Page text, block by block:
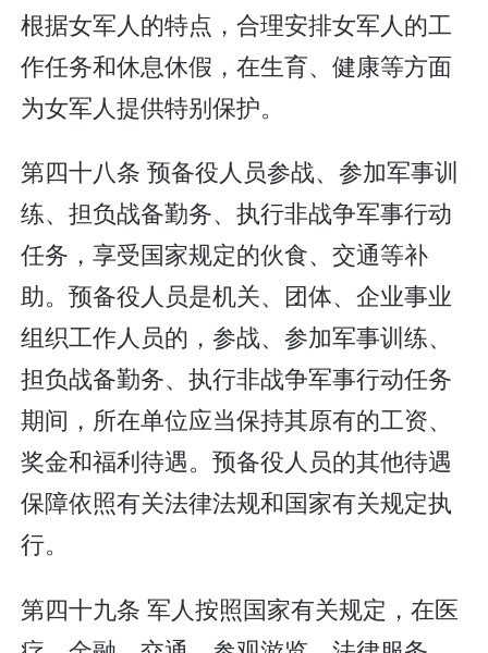
根据女军人的特点，合理安排女军人的工
作任务和休息休假，在生育、健康等方面
为女军人提供特别保护。
第四十八条 预备役人员参战、参加军事训
练、担负战备勤务、执行非战争军事行动
任务，享受国家规定的伙食、交通等补
助。预备役人员是机关、团体、企业事业
组织工作人员的，参战、参加军事训练、
担负战备勤务、执行非战争军事行动任务
期间，所在单位应当保持其原有的工资、
奖金和福利待遇。预备役人员的其他待遇
保障依照有关法律法规和国家有关规定执
行。
第四十九条 军人按照国家有关规定，在医